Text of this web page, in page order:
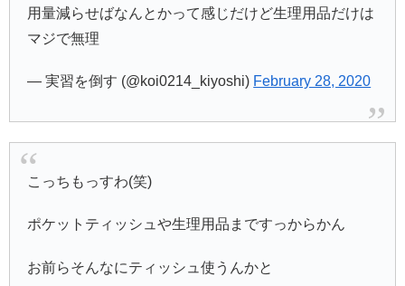
用量減らせばなんとかって感じだけど生理用品だけは
マジで無理
— 実習を倒す (@koi0214_kiyoshi) February 28, 2020
こっちもっすわ(笑)
ポケットティッシュや生理用品まですっからかん
お前らそんなにティッシュ使うんかと